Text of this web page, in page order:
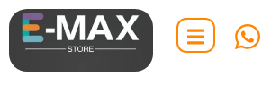
Saltar
al